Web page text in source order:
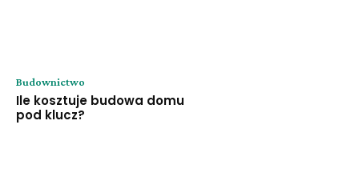
Budownictwo
Ile kosztuje budowa domu
pod klucz?